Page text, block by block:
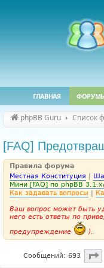
ГЛАВНАЯ
phpBB Guru Список
[FAQ]
Правила форума
Местная Конституция |
Мини [FAQ] по phpBB
Как задавать вопросы |
Ваш вопрос может быть
него есть ответы по
предупреждение
).
Сообщений: 693